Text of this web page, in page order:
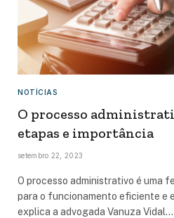
NOTÍCIAS
O processo
etapas e importância
setembro 22, 2023
O processo administrativo é uma
para o funcionamento eficiente e
explica a advogada Vanuza Vidal…